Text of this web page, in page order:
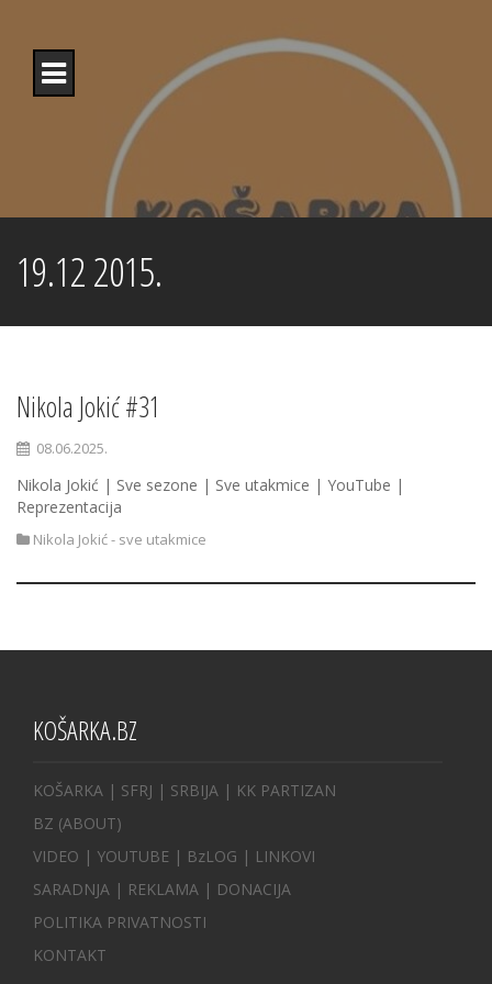
content
19.12 2015.
Nikola Jokić #31
08.06.2025.
Nikola Jokić | Sve sezone | Sve utakmice | YouTube |
Reprezentacija
Nikola Jokić - sve utakmice
KOŠARKA.BZ
KOŠARKA | SFRJ | SRBIJA | KK PARTIZAN
BZ (ABOUT)
VIDEO | YOUTUBE | BzLOG | LINKOVI
SARADNJA | REKLAMA | DONACIJA
POLITIKA PRIVATNOSTI
KONTAKT